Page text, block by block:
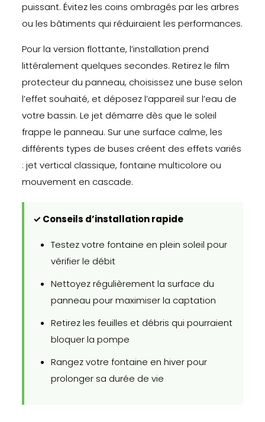
puissant. Évitez les coins ombragés par les arbres
ou les bâtiments qui réduiraient les performances.
Pour la version flottante, l’installation prend
littéralement quelques secondes. Retirez le film
protecteur du panneau, choisissez une buse selon
l’effet souhaité, et déposez l’appareil sur l’eau de
votre bassin. Le jet démarre dès que le soleil
frappe le panneau. Sur une surface calme, les
différents types de buses créent des effets variés
: jet vertical classique, fontaine multicolore ou
mouvement en cascade.
✓ Conseils d’installation rapide
Testez votre fontaine en plein soleil pour
vérifier le débit
Nettoyez régulièrement la surface du
panneau pour maximiser la captation
Retirez les feuilles et débris qui pourraient
bloquer la pompe
Rangez votre fontaine en hiver pour
prolonger sa durée de vie